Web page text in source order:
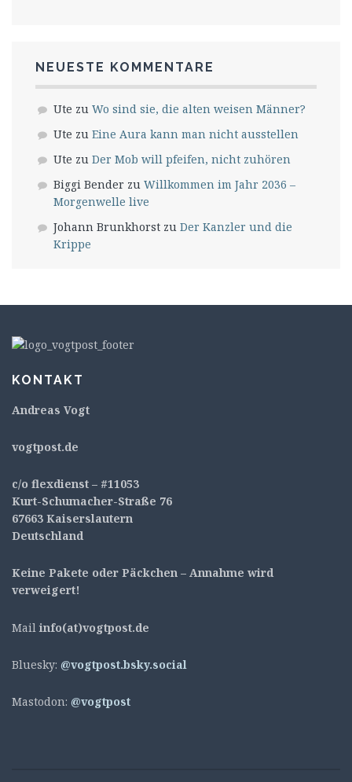
NEUESTE KOMMENTARE
Ute zu Wo sind sie, die alten weisen Männer?
Ute zu Eine Aura kann man nicht ausstellen
Ute zu Der Mob will pfeifen, nicht zuhören
Biggi Bender zu Willkommen im Jahr 2036 –
Morgenwelle live
Johann Brunkhorst zu Der Kanzler und die
Krippe
KONTAKT
Andreas Vogt
vogtpost.de
c/o flexdienst – #11053
Kurt-Schumacher-Straße 76
67663 Kaiserslautern
Deutschland
Keine Pakete oder Päckchen – Annahme wird
verweigert!
Mail info(at)vogtpost.de
Bluesky: @vogtpost.bsky.social
Mastodon: @vogtpost